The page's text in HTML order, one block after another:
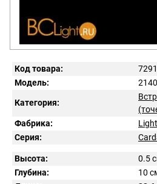
Код товара:
7291
Модель:
Категория:
Фабрика:
Серия:
Высота:
0.5
Глубина:
10